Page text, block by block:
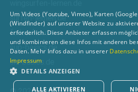
surfen-lernen.de
foilsurfen.de
sup-basics.de
ski-basics.de
Um Videos (Youtube, Vimeo), Karten
(Windfinder) auf unserer Website zu
erforderlich. Diese Anbieter erfassen
und kombinieren diese Infos mit anderen
Daten. Mehr Infos dazu in unserer
Impressum
DETAILS ANZEIGEN
ALLE AKTIVIEREN